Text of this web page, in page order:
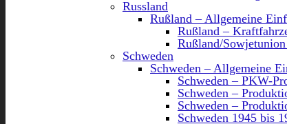
Russland
Rußland – Allgemeine
Rußland –
Rußland/
Schweden
Schweden – Allgemeine
Schweden – PKW-
Schweden –
Schweden –
Schweden 1945 bis